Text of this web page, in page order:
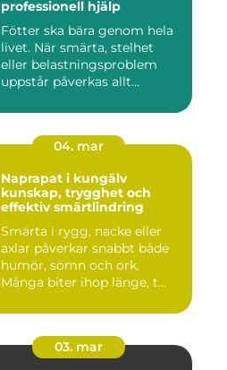
professionell hjälp
Fötter ska bära genom hela
livet. När smärta, stelhet
eller belastningsproblem
uppstår påverkas allt...
04. mar
Naprapat i kungälv
kunskap, trygghet och
effektiv smärtlindring
Smärta i rygg, nacke eller
axlar påverkar snabbt både
humör, sömn och ork.
Många biter ihop länge, t...
03. mar